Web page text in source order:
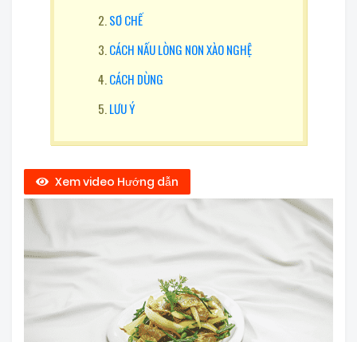
SƠ CHẾ
CÁCH NẤU LÒNG NON XÀO NGHỆ
CÁCH DÙNG
LƯU Ý
Xem video Hướng dẫn